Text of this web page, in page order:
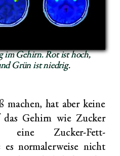
Gehirn. Rot ist hoch,
Grün ist niedrig.
machen, hat aber keine
Gehirn wie Zucker
eine Zucker-Fett-
es normalerweise nicht